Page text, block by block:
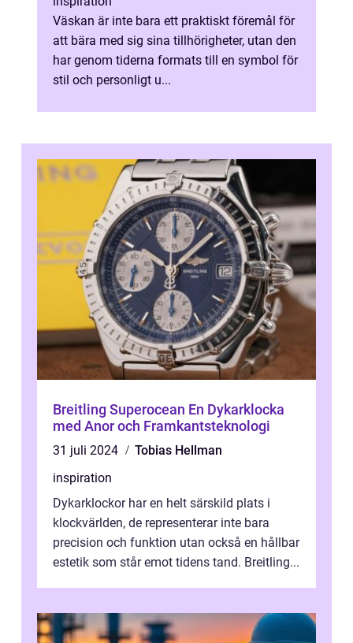
Väskan är inte bara ett praktiskt föremål för
att bära med sig sina tillhörigheter, utan den
har genom tiderna formats till en symbol för
stil och personligt u...
Breitling Superocean En Dykarklocka
med Anor och Framkantsteknologi
31 juli 2024
Tobias Hellman
inspiration
Dykarklockor har en helt särskild plats i
klockvärlden, de representerar inte bara
precision och funktion utan också en hållbar
estetik som står emot tidens tand. Breitling...